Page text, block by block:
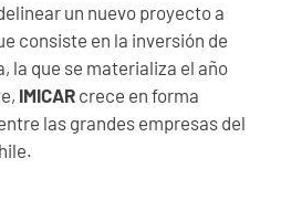
un nuevo proyecto a
consiste en la inversión de
la que se materializa el año
IMICAR crece en forma
las grandes empresas del